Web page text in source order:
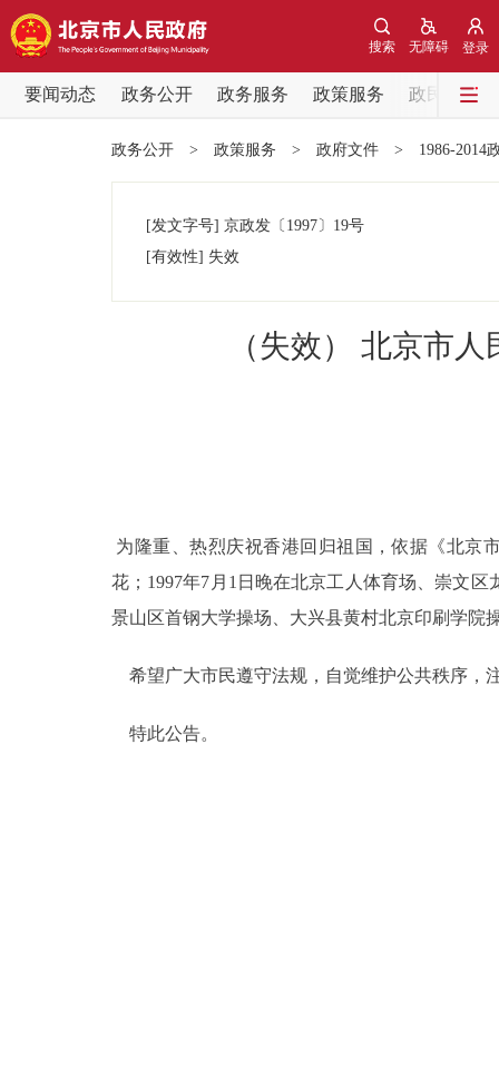
登录
无障碍
搜索
要闻动态 政务公开 政务服务 政策服务
政民互动
党中央精神
决策公开
政务服务
个人服务
政务公开 > 政策服务 > 政府文件 > 1986-2014
[发文字号] 京政发 〔1997〕 19号
[有效性] 失效
（失效） 北京市
为隆重、热烈庆祝香港回归祖国，依据《北京
花；1997年7月1日晚在北京工人体育场、崇文
景山区首钢大学操场、大兴县黄村北京印刷学院
希望广大市民遵守法规，自觉维护公共秩序，
特此公告。